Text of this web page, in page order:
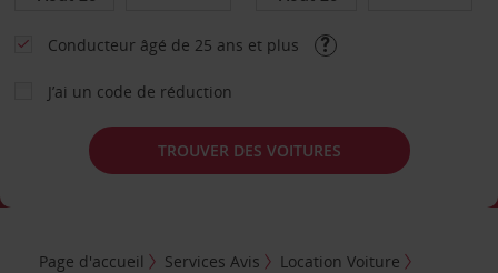
Conducteur âgé de 25 ans et plus
J’ai un code de réduction
TROUVER DES VOITURES
Page d'accueil Services Avis
Location Voiture